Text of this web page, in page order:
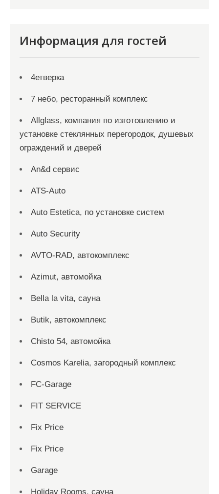
Информация для гостей
4етверка
7 небо, ресторанный комплекс
Allglass, компания по изготовлению и
установке стеклянных перегородок, душевых
ограждений и дверей
An&d сервис
ATS-Auto
Auto Estetica, по установке систем
Auto Security
AVTO-RAD, автокомплекс
Azimut, автомойка
Bella la vita, сауна
Butik, автокомплекс
Chisto 54, автомойка
Cosmos Karelia, загородный комплекс
FC-Garage
FIT SERVICE
Fix Price
Fix Price
Garage
Holiday Rooms, сауна